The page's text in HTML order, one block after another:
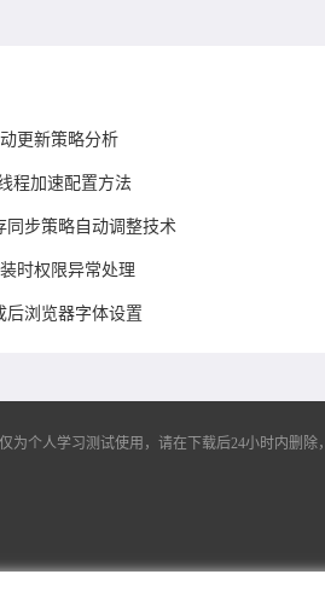
更新策略分析
程加速配置方法
步策略自动调整技术
时权限异常处理
浏览器字体设置
为个人学习测试使用，请在下载后24小时内删除，